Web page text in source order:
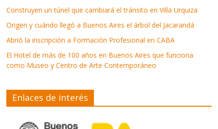
Construyen un túnel que cambiará el tránsito en Villa Urquiza
Origen y cuándo llegó a Buenos Aires el árbol del Jacarandá
Abrió la inscripción a Formación Profesional en CABA
El Hotel de más de 100 años en Buenos Aires que funciona
como Museo y Centro de Arte Contemporáneo
Enlaces de interés